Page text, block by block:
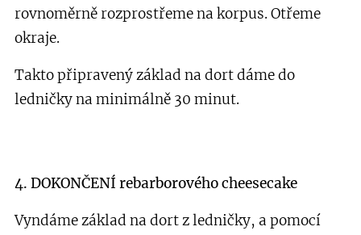
rovnoměrně rozprostřeme na korpus. Otřeme
okraje.
Takto připravený základ na dort dáme do
ledničky na minimálně 30 minut.
4. DOKONČENÍ rebarborového cheesecake
Vyndáme základ na dort z ledničky, a pomocí